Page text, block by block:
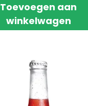
Toevoegen aan
winkelwagen